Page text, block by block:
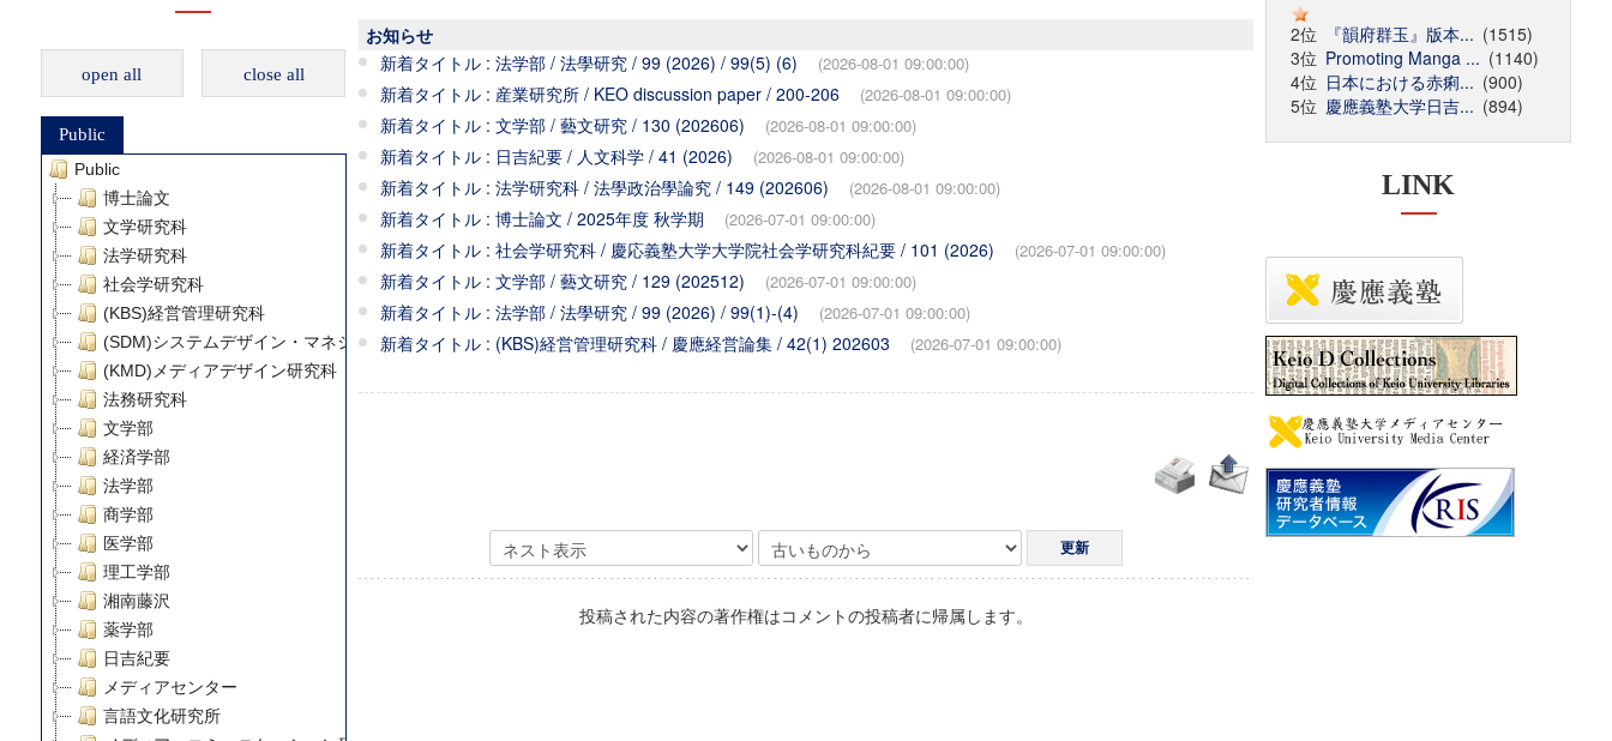
open all close all
Public
Public
博士論文
文学研究科
法学研究科
社会学研究科
(KBS)経営管理研究科
(SDM)システムデザイン・マネジメント研究科
(KMD)メディアデザイン研究科
法務研究科
文学部
経済学部
法学部
商学部
医学部
理工学部
湘南藤沢
薬学部
日吉紀要
メディアセンター
言語文化研究所
お知らせ
新着タイトル : 法学部 / 法學研究 / 99 (2026) / 99(5) (6)
(2026-08-01 09:00:00)
新着タイトル : 産業研究所 / KEO discussion paper / 200-206 (2026-08-01 09:00:00)
新着タイトル : 文学部 / 藝文研究 / 130 (202606) (2026-08-01 09:00:00)
新着タイトル : 日吉紀要 / 人文科学 / 41 (2026) (2026-08-01 09:00:00)
新着タイトル : 法学研究科 / 法學政治學論究 / 149 (202606) (2026-08-01 09:00:00)
新着タイトル : 博士論文 / 2025年度 秋学期 (2026-07-01 09:00:00)
新着タイトル : 社会学研究科 / 慶応義塾大学大学院社会学研究科紀要 / 101 (2026) (2026-07-01 09:00:00)
新着タイトル : 文学部 / 藝文研究 / 129 (202512) (2026-07-01 09:00:00)
新着タイトル : 法学部 / 法學研究 / 99 (2026) / 99(1)-(4) (2026-07-01 09:00:00)
新着タイトル : (KBS)経営管理研究科 / 慶應経営論集 / 42(1) 202603 (2026-07-01 09:00:00)
投稿された内容の著作権はコメントの投稿者に帰属します。
2位
『韻府群玉』版本... (1515)
3位 Promoting Manga ... (1140)
4位 日本における赤痢... (900)
5位 慶應義塾大学日吉... (894)
LINK